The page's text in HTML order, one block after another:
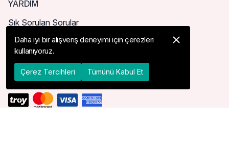
YARDIM
Sık Sorulan Sorular
Nasıl Sipariş Verebilirim?
Kargo ve Teslimat
İade, İptal ve Değişim
Daha iyi bir alışveriş deneyimi için çerezleri
kullanıyoruz.
Çerez Tercihleri Tümünü Kabul Et